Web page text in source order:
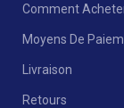
Comment
Moyens De
Livraison
Retours